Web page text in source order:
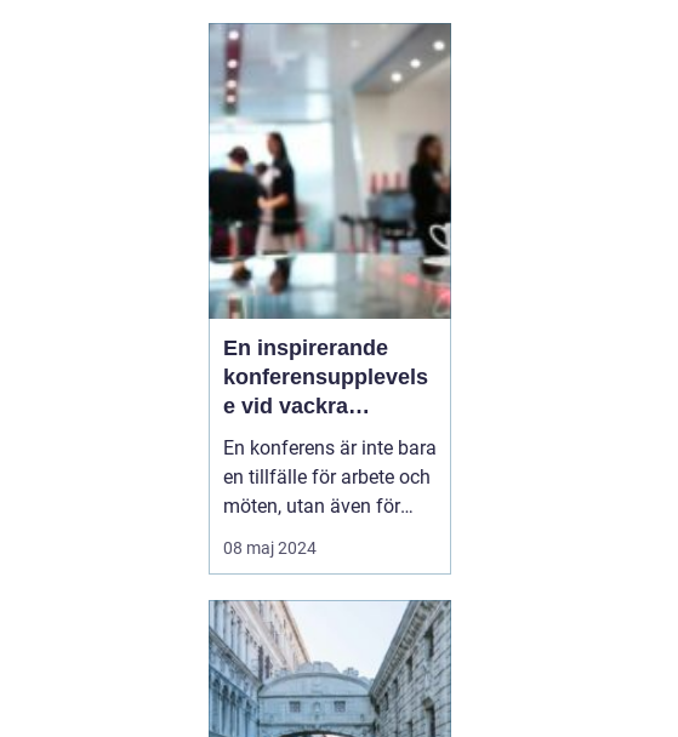
skönhet.
Smålandstorpet står
som ett skinande
exempel på hur per...
En inspirerande
konferensupplevels
e vid vackra
Tylösand
En konferens är inte bara
en tillfälle för arbete och
möten, utan även för
avkoppling,
teambuilding, och nya
västkust, där havets brus
och den mjuka sandens
skönhet lockar, l...
08 maj 2024